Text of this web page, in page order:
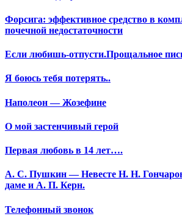
Форсига: эффективное средство в
почечной недостаточности
Если любишь-отпусти.Прощальное
Я боюсь тебя потерять..
Наполеон — Жозефине
О мой застенчивый герой
Первая любовь в 14 лет….
А. С. Пушкин — Невесте Н. Н.
даме и А. П. Керн.
Телефонный звонок